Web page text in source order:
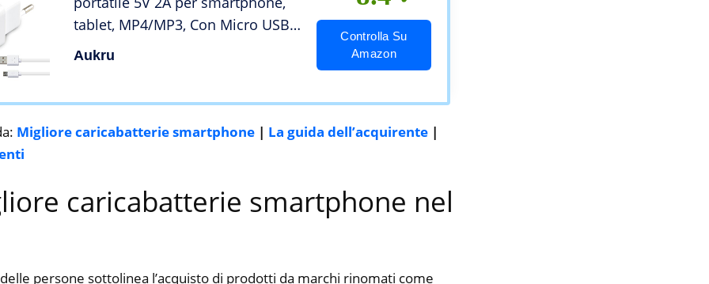
tablet, MP4/MP3, Con Micro USB
cavo , colore Bianco
Aukru
Controlla Su
Amazon
Migliore caricabatterie smartphone | La guida dell’acquirente |
caricabatterie smartphone nel
persone sottolinea l’acquisto di prodotti da marchi rinomati come